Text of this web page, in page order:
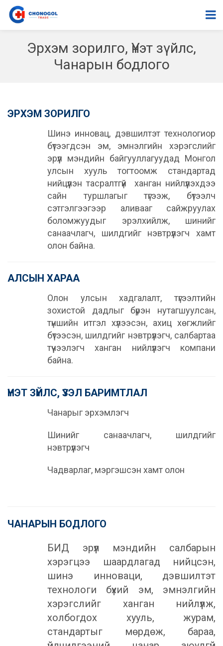
Эрхэм зорилго, Үнэт зүйлс,
Чанарын бодлого
ЭРХЭМ ЗОРИЛГО
Шинэ инновац, дэвшилтэт технологиор
бүтээгдсэн эм, эмнэлгийн хэрэгслийг
эрүүл мэндийн байгууллагуудад Монгол
улсын хууль тогтоомж стандартад
нийцүүлэн тасралтгүй ханган нийлүүлэхдээ
сайн туршлагыг түгээж, бүтээлч
сэтгэлгээгээр аливааг сайжруулах
боломжуудыг эрэлхийлж, шинийг
санаачлагч, шилдгийг нэвтрүүлэгч хамт
олон байна.
АЛСЫН ХАРАА
Олон улсын хадгалалт, түгээлтийн
зохистой дадлыг бүрэн нутагшуулсан,
түншийн итгэл хүлээсэн, ахиц хөгжлийг
бүтээсэн, шилдгийг нэвтрүүлэгч, салбартаа
түүчээлэгч ханган нийлүүлэгч компани
байна.
ҮНЭТ ЗҮЙЛС, ҮЗЭЛ БАРИМТЛАЛ
Чанарыг эрхэмлэгч
Шинийг санаачлагч, шилдгийг
нэвтрүүлэгч
Чадварлаг, мэргэшсэн хамт олон
ЧАНАРЫН БОДЛОГО
БИД эрүүл мэндийн салбарын
хэрэгцээ шаардлагад нийцсэн,
шинэ инноваци, дэвшилтэт
технологи бүхий эм, эмнэлгийн
хэрэгслийг ханган нийлүүлж,
холбогдох хууль, журам,
стандартыг мөрдөж, бараа,